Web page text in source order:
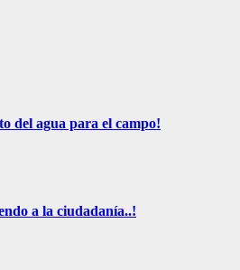
del agua para el campo!
a la ciudadanía..!